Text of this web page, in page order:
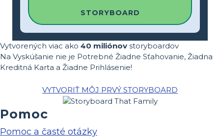
STORYBOARD
Vytvorených viac ako 40 miliónov storyboardov
Na Vyskúšanie nie je Potrebné Žiadne Sťahovanie, Žiadna
Kreditná Karta a Žiadne Prihlásenie!
VYTVORIŤ MÔJ PRVÝ STORYBOARD
Pomoc
Pomoc a časté otázky